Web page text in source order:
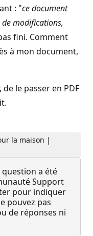
: "ce document
modifications,
fini. Comment
à mon document,
de le passer en PDF
la maison |
question a été
Support
pour indiquer
pouvez pas
de réponses ni